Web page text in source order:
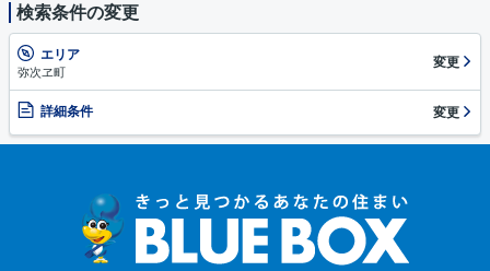
検索条件の変更
エリア
弥次ヱ町
変更
詳細条件 変更